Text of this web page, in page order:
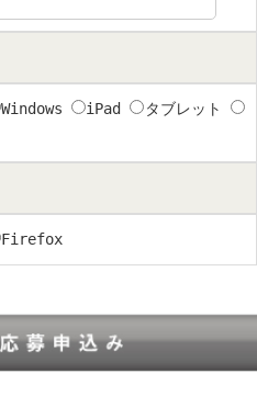
Windows iPad
タブレット
Firefox